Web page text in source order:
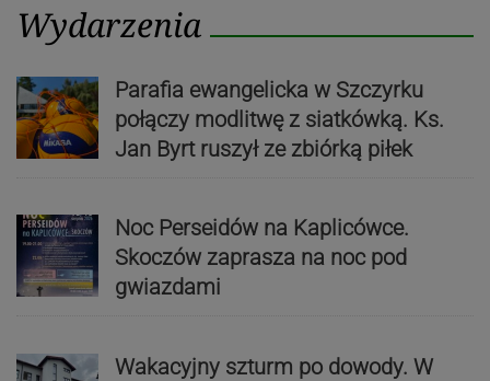
Wydarzenia
Parafia ewangelicka w Szczyrku
połączy modlitwę z siatkówką. Ks.
Jan Byrt ruszył ze zbiórką piłek
Noc Perseidów na Kaplicówce.
Skoczów zaprasza na noc pod
gwiazdami
Wakacyjny szturm po dowody. W